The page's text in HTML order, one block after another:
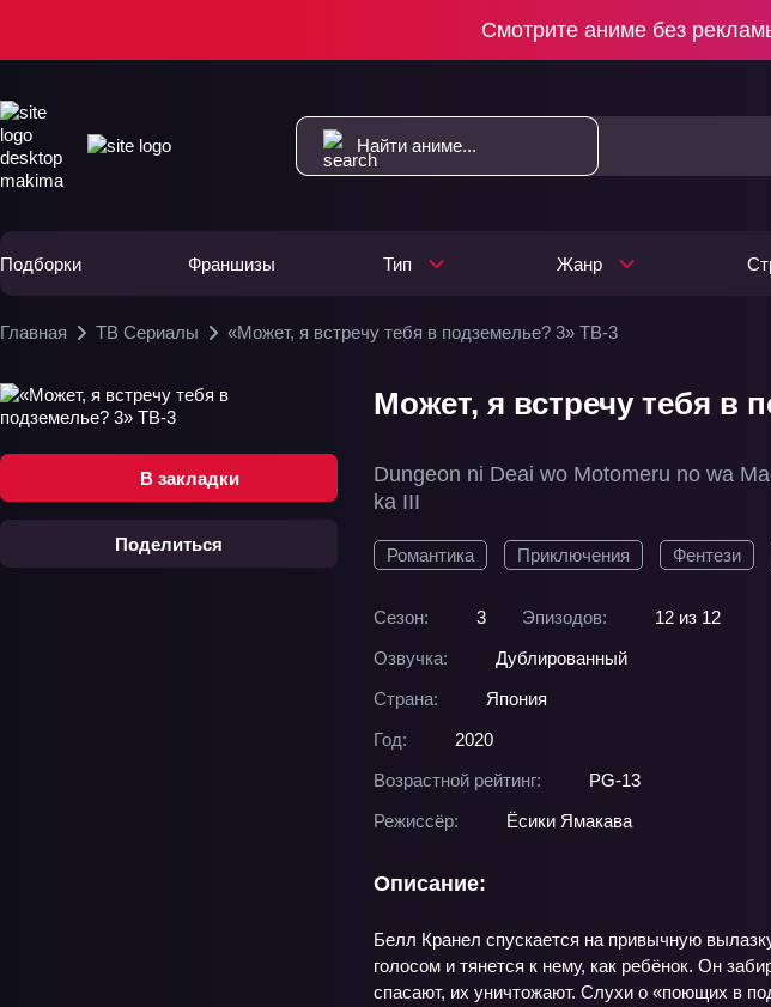
Смотрите аниме без
Подборки Франшизы Тип Жанр
Главная ТВ Сериалы «Может, я встречу тебя в подземелье? 3» ТВ-3
В закладки
Поделиться
Может, я встречу тебя в
Dungeon ni Deai wo Motomeru no wa
ka III
Романтика Приключения Фентези
Сезон: 3 Эпизодов:
12 из 12
Озвучка:
Дублированный
Страна:
Япония
Год:
2020
Возрастной рейтинг:
PG-13
Режиссёр:
Ёсики Ямакава
Описание:
Белл Кранел спускается на привычную
голосом и тянется к нему, как ребёнок. Он
спасают, их уничтожают. Слухи о «поющих в